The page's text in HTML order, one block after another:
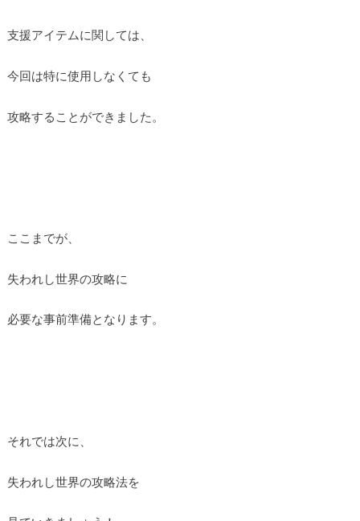
支援アイテムに関しては、
今回は特に使用しなくても
攻略することができました。
ここまでが、
失われし世界の攻略に
必要な事前準備となります。
それでは次に、
失われし世界の攻略法を